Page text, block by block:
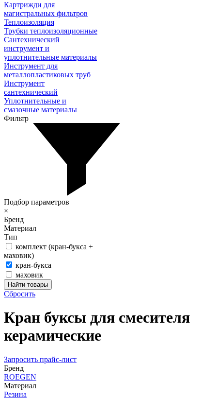
Кран буксы для смесителя
керамические
Запросить прайс-лист
Бренд
ROEGEN
Материал
Резина
Картрижди для
магистральных фильтров
Теплоизоляция
Трубки теплоизоляционные
Сантехнический
инструмент и
уплотнительные материалы
Инструмент для
металлопластиковых труб
Инструмент
сантехнический
Уплотнительные и
смазочные материалы
Фильтр
Подбор параметров
×
Бренд
Материал
Тип
комплект (кран-букса +
маховик)
кран-букса
маховик
Сбросить